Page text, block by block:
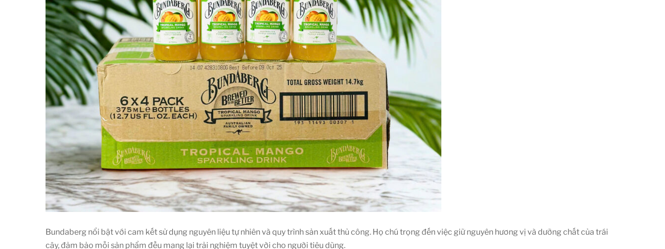
Bundaberg nổi bật với cam kết sử dụng nguyên liệu tự nhiên và quy trình sản xuất thủ công. Họ chú trọng đến việc giữ nguyên hương vị và dưỡng chất của trái
cây, đảm bảo mỗi sản phẩm đều mang lại trải nghiệm tuyệt vời cho người tiêu dùng.